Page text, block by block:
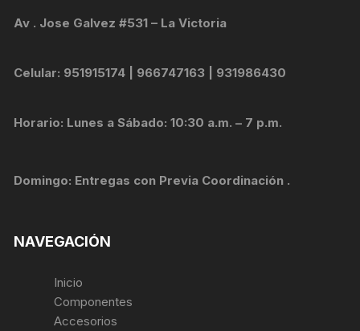
Av . Jose Galvez #531 – La Victoria
Celular: 951915174 | 966747163 | 931986430
Horario: Lunes a Sábado: 10:30 a.m. – 7 p.m.
Domingo: Entregas con Previa Coordinación .
NAVEGACIÓN
Inicio
Componentes
Accesorios